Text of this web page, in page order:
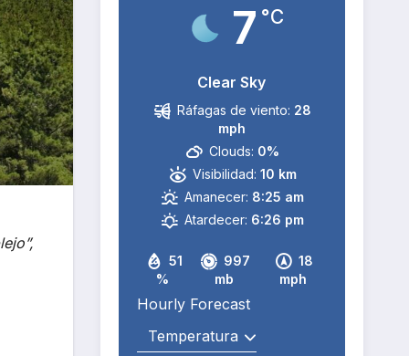
7 °C
Clear Sky
51
%
997
mb
18
mph
Ráfagas de viento: 28
mph
Clouds: 0%
Visibilidad: 10 km
Amanecer: 8:25 am
Atardecer: 6:26 pm
Hourly Forecast